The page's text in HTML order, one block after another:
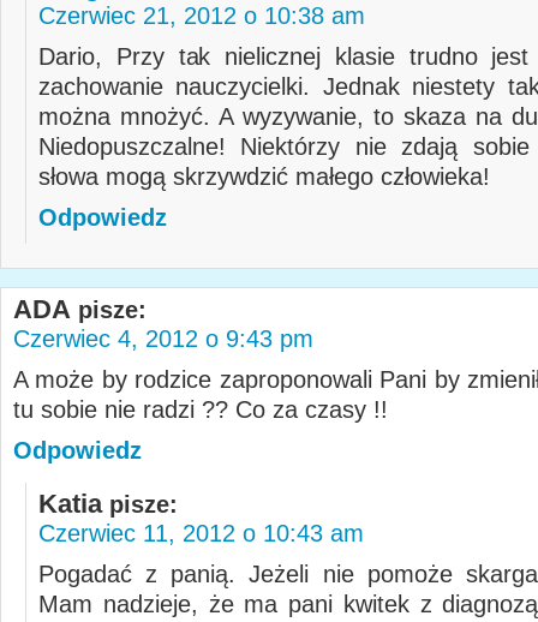
Czerwiec 21, 2012 o 10:38 am
Dario, Przy tak nielicznej klasie trudno jest
zachowanie nauczycielki. Jednak niestety
można mnożyć. A wyzywanie, to skaza na
Niedopuszczalne! Niektórzy nie zdają
słowa mogą skrzywdzić małego człowieka!
Odpowiedz
ADA pisze:
Czerwiec 4, 2012 o 9:43 pm
A może by rodzice zaproponowali Pani by
tu sobie nie radzi ?? Co za czasy !!
Odpowiedz
Katia pisze:
Czerwiec 11, 2012 o 10:43 am
Pogadać z panią. Jeżeli nie pomoże
Mam nadzieje, że ma pani kwitek z